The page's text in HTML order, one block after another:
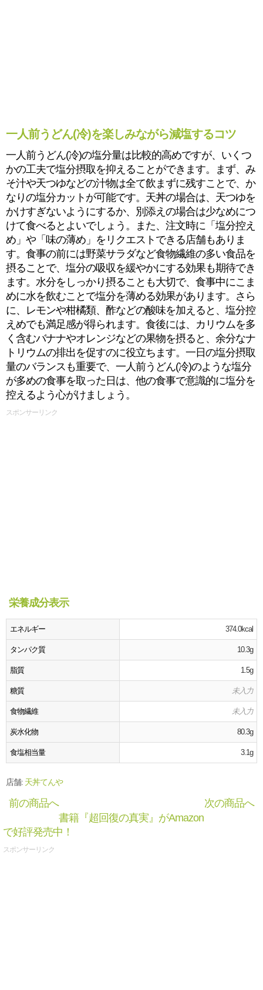
一人前うどん(冷)を楽しみながら減塩するコツ
一人前うどん(冷)の塩分量は比較的高めですが、いくつ
かの工夫で塩分摂取を抑えることができます。まず、み
そ汁や天つゆなどの汁物は全て飲まずに残すことで、か
なりの塩分カットが可能です。天丼の場合は、天つゆを
かけすぎないようにするか、別添えの場合は少なめにつ
けて食べるとよいでしょう。また、注文時に「塩分控え
め」や「味の薄め」をリクエストできる店舗もありま
す。食事の前には野菜サラダなど食物繊維の多い食品を
摂ることで、塩分の吸収を緩やかにする効果も期待でき
ます。水分をしっかり摂ることも大切で、食事中にこま
めに水を飲むことで塩分を薄める効果があります。さら
に、レモンや柑橘類、酢などの酸味を加えると、塩分控
えめでも満足感が得られます。食後には、カリウムを多
く含むバナナやオレンジなどの果物を摂ると、余分なナ
トリウムの排出を促すのに役立ちます。一日の塩分摂取
量のバランスも重要で、一人前うどん(冷)のような塩分
が多めの食事を取った日は、他の食事で意識的に塩分を
控えるよう心がけましょう。
スポンサーリンク
栄養成分表示
エネルギー 374.0kcal
タンパク質 10.3g
脂質 1.5g
糖質 未入力
食物繊維 未入力
炭水化物 80.3g
食塩相当量 3.1g
店舗: 天丼てんや
前の商品へ
次の商品へ
書籍『超回復の真実』がAmazon
で好評発売中！
スポンサーリンク